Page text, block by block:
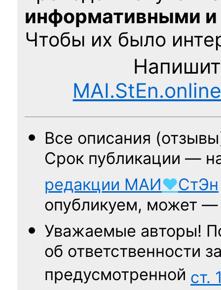
информативными
Чтобы их было
Все описания
Срок публикации —
редакции МАИ♥СтЭн
опубликуем, может
Уважаемые авторы!
об ответственности
предусмотренной ст.